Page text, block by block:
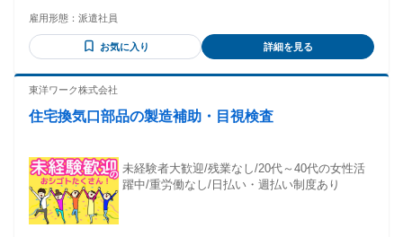
雇用形態： 派遣社員
お気に入り 詳細を見る
東洋ワーク株式会社
住宅換気口部品の製造補助・目視検査
未経験者大歓迎/残業なし/20代～40代の女性活
躍中/重労働なし/日払い・週払い制度あり